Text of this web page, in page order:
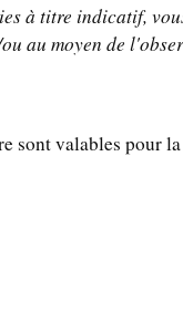
à titre indicatif,
au moyen de
sont valables pour